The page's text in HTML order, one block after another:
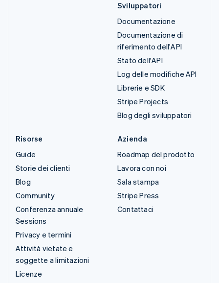
Sviluppatori
Documentazione
Documentazione di
riferimento dell'API
Stato dell'API
Log delle modifiche API
Librerie e SDK
Stripe Projects
Blog degli sviluppatori
Risorse
Guide
Storie dei clienti
Blog
Community
Conferenza annuale
Sessions
Privacy e termini
Attività vietate e
soggette a limitazioni
Licenze
Azienda
Roadmap del prodotto
Lavora con noi
Sala stampa
Stripe Press
Contattaci